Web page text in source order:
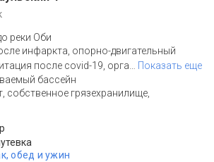
реки Оби
инфаркта, опорно-двигательный
после covid-19, орга
Показать еще
бассейн
грязехранилище,
обед и ужин